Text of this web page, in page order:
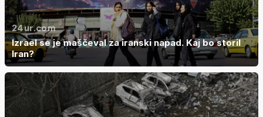
24ur.com
Izrael se je maščeval za iranski napad. Kaj bo storil
Iran?